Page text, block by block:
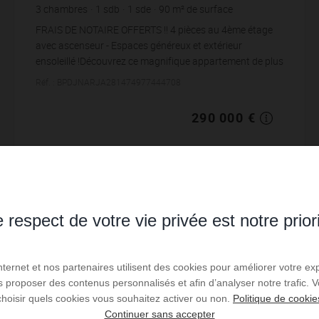
3 chambres sdb sde 90 m² de surface
3 222,22 € prix / m²
FRAIS DE NOTAIRE OFFERTS !! 4 pièces au 4ème étage
avec ascenseur - Espaces généreux et extérieur
ensoleillé !Découvrez ce magnifique appartement de plus
290 000 €
respect de votre vie privée est notre
et nos partenaires utilisent des cookies pour améliorer votre
proposer des contenus personnalisés et afin d’analyser notre trafic.
quels cookies vous souhaitez activer ou non. Politique de
Continuer sans accepter